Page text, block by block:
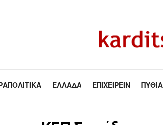
ΕΛΛΆΔΑ ΕΠΙΧΕΙΡΕΊΝ ΠΥΘΊΑ